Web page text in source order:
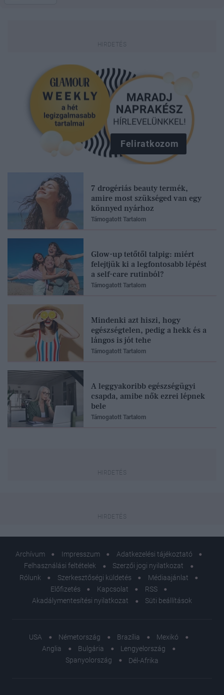
Feliratkozom
7 drogériás beauty termék,
amire most szükséged van egy
könnyed nyárhoz
Támogatott Tartalom
Glow-up tetőtől talpig: miért
felejtjük ki a legfontosabb lépést
a self-care rutinból?
Támogatott Tartalom
Mindenki azt hiszi, hogy
egészségtelen, pedig a hekk és a
lángos is jót tehe
Támogatott Tartalom
A leggyakoribb egészségügyi
csapda, amibe nők ezrei lépnek
bele
Támogatott Tartalom
Archívum Impresszum
Adatkezelési tájékoztató
Felhasználási feltételek
Szerzői jogi nyilatkozat
Rólunk
Szerkesztőségi küldetés
Médiaajánlat
Előfizetés
Kapcsolat
RSS
Akadálymentesítési nyilatkozat
Süti beállítások
USA Németország Brazília
Mexikó
Anglia
Bulgária
Lengyelország
Spanyolország
Dél-Afrika